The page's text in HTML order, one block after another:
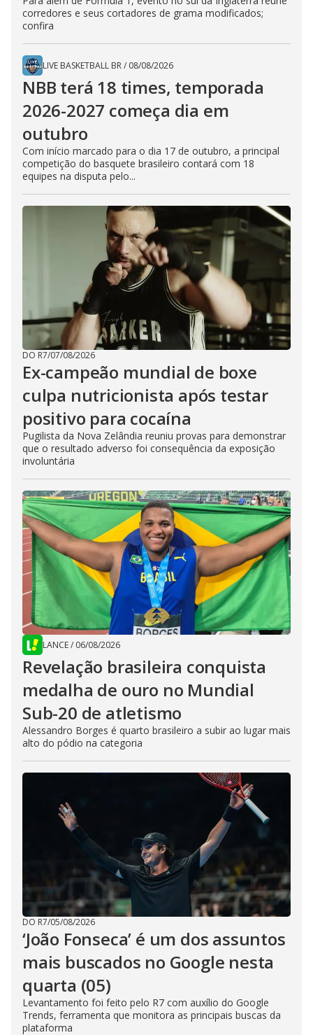
corredores e seus cortadores de grama modificados;
confira
LIVE BASKETBALL BR/ 08/08/2026
NBB terá 18 times, temporada
2026-2027 começa dia em
outubro
Com início marcado para o dia 17 de outubro, a principal
competição do basquete brasileiro contará com 18
equipes na disputa pelo...
DO R7/07/08/2026
Ex-campeão mundial de boxe
culpa nutricionista após testar
positivo para cocaína
Pugilista da Nova Zelândia reuniu provas para demonstrar
que o resultado adverso foi consequência da exposição
involuntária
LANCE/ 06/08/2026
Revelação brasileira conquista
medalha de ouro no Mundial
Sub-20 de atletismo
Alessandro Borges é quarto brasileiro a subir ao lugar mais
alto do pódio na categoria
DO R7/05/08/2026
‘João Fonseca’ é um dos assuntos
mais buscados no Google nesta
quarta (05)
Levantamento foi feito pelo R7 com auxílio do Google
Trends, ferramenta que monitora as principais buscas da
plataforma